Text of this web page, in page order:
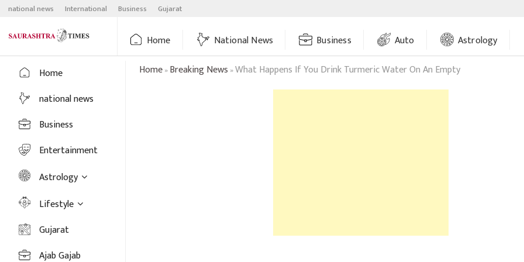
Skip
content
national news International Business Gujarat
Home National News Business Auto Astrology
Home
national news
Business
Entertainment
Astrology
Lifestyle
Gujarat
Ajab Gajab
Home»Breaking News »What Happens If You Drink Turmeric Water On An Empty